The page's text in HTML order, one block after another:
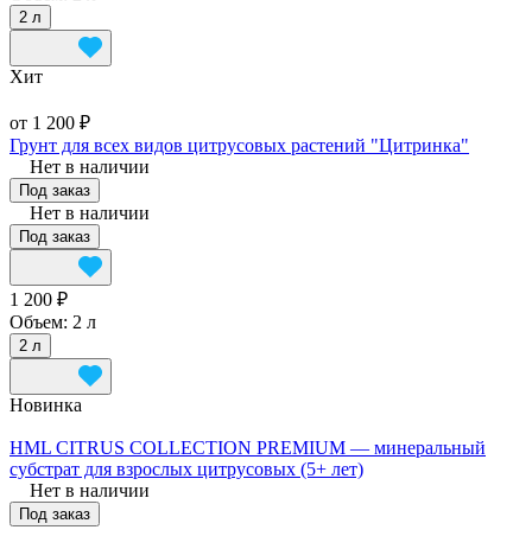
2 л
Хит
от 1 200 ₽
Грунт для всех видов цитрусовых растений "Цитринка"
Нет в наличии
Под заказ
Нет в наличии
Под заказ
1 200 ₽
Объем: 2 л
2 л
Новинка
HML CITRUS COLLECTION PREMIUM — минеральный
субстрат для взрослых цитрусовых (5+ лет)
Нет в наличии
Под заказ